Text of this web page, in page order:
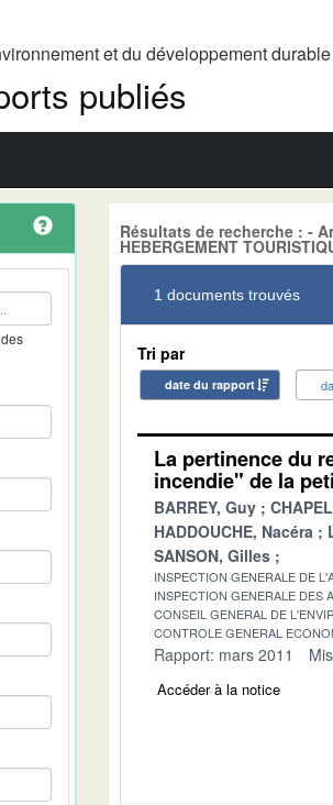
et du développement durable
publiés
Résultats de recherche : -
HEBERGEMENT
1 documents trouvés
Tri par
date du rapport
La pertinence du
incendie" de la
BARREY, Guy
HADDOUCHE, Nacéra
SANSON, Gilles
INSPECTION GENERALE DE
INSPECTION GENERALE DES
CONSEIL GENERAL DE
CONTROLE GENERAL
Rapport: mars 2011
Accéder à la notice